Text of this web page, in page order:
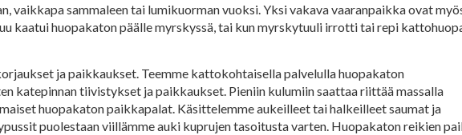
vaikkapa sammaleen tai lumikuorman vuoksi. Yksi vakava vaaranpaikka ovat
kaatui huopakaton päälle myrskyssä, tai kun myrskytuuli irrotti tai repi
ja paikkaukset. Teemme kattokohtaisella palvelulla huopakaton
katepinnan tiivistykset ja paikkaukset. Pieniin kulumiin saattaa riittää massalla
huopakaton paikkapalat. Käsittelemme aukeilleet tai halkeilleet saumat ja
puolestaan viillämme auki kuprujen tasoitusta varten. Huopakaton reikien